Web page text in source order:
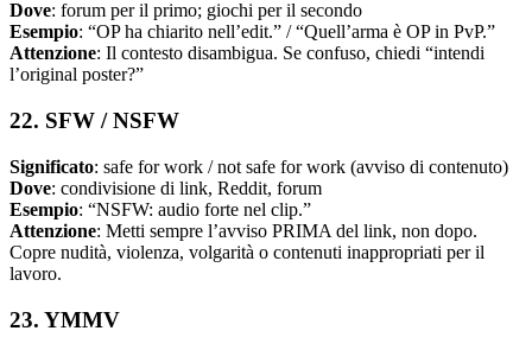
Dove: forum per il primo; giochi per il secondo
Esempio: “OP ha chiarito nell’edit.” / “Quell’arma è OP in PvP.”
Attenzione: Il contesto disambigua. Se confuso, chiedi “intendi
l’original poster?”
22. SFW / NSFW
Significato: safe for work / not safe for work (avviso di contenuto)
Dove: condivisione di link, Reddit, forum
Esempio: “NSFW: audio forte nel clip.”
Attenzione: Metti sempre l’avviso PRIMA del link, non dopo.
Copre nudità, violenza, volgarità o contenuti inappropriati per il
lavoro.
23. YMMV